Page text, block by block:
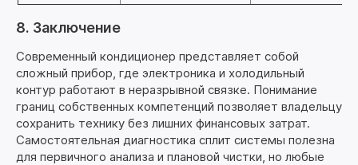
8. Заключение
Современный кондиционер представляет собой
сложный прибор, где электроника и холодильный
контур работают в неразрывной связке. Понимание
границ собственных компетенций позволяет владельцу
сохранить технику без лишних финансовых затрат.
Самостоятельная диагностика сплит системы полезна
для первичного анализа и плановой чистки, но любые